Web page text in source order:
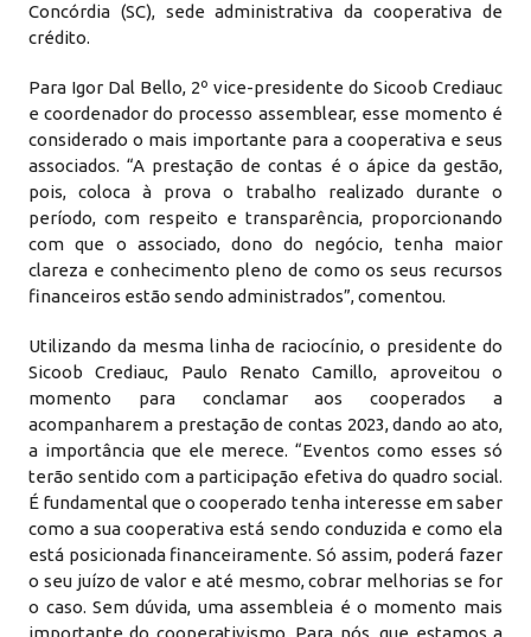
Concórdia (SC), sede administrativa da cooperativa de
crédito.
Para Igor Dal Bello, 2º vice-presidente do Sicoob Crediauc
e coordenador do processo assemblear, esse momento é
considerado o mais importante para a cooperativa e seus
associados. “A prestação de contas é o ápice da gestão,
pois, coloca à prova o trabalho realizado durante o
período, com respeito e transparência, proporcionando
com que o associado, dono do negócio, tenha maior
clareza e conhecimento pleno de como os seus recursos
financeiros estão sendo administrados”, comentou.
Utilizando da mesma linha de raciocínio, o presidente do
Sicoob Crediauc, Paulo Renato Camillo, aproveitou o
momento para conclamar aos cooperados a
acompanharem a prestação de contas 2023, dando ao ato,
a importância que ele merece. “Eventos como esses só
terão sentido com a participação efetiva do quadro social.
É fundamental que o cooperado tenha interesse em saber
como a sua cooperativa está sendo conduzida e como ela
está posicionada financeiramente. Só assim, poderá fazer
o seu juízo de valor e até mesmo, cobrar melhorias se for
o caso. Sem dúvida, uma assembleia é o momento mais
importante do cooperativismo. Para nós, que estamos a